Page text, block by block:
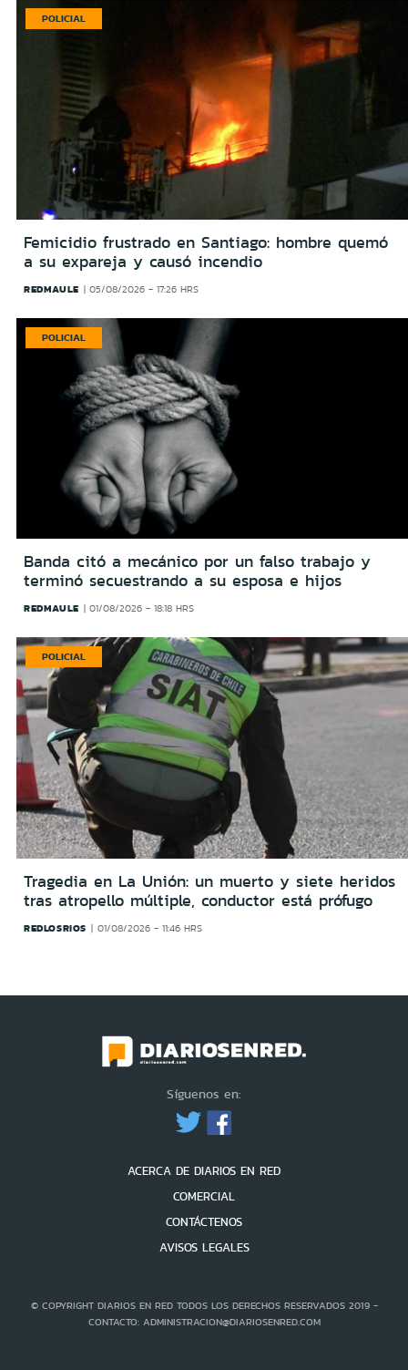
POLICIAL
Femicidio frustrado en Santiago: hombre quemó
a su expareja y causó incendio
REDMAULE 05/08/2026 - 17:26 HRS
POLICIAL
Banda citó a mecánico por un falso trabajo y
terminó secuestrando a su esposa e hijos
REDMAULE 01/08/2026 - 18:18 HRS
POLICIAL
Tragedia en La Unión: un muerto y siete heridos
tras atropello múltiple, conductor está prófugo
REDLOSRIOS 01/08/2026 - 11:46 HRS
Síguenos en:
ACERCA DE DIARIOS EN RED
COMERCIAL
CONTÁCTENOS
AVISOS LEGALES
© COPYRIGHT DIARIOS EN RED TODOS LOS DERECHOS RESERVADOS 2019 -
CONTACTO: ADMINISTRACION@DIARIOSENRED.COM